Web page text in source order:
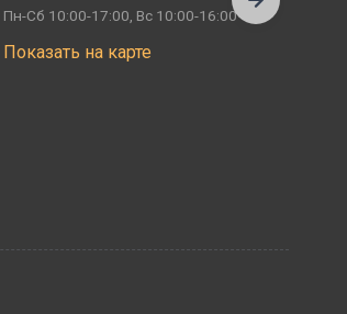
Пн-Сб 10:00-17:00, Вс 10:00-16:00
Показать на карте